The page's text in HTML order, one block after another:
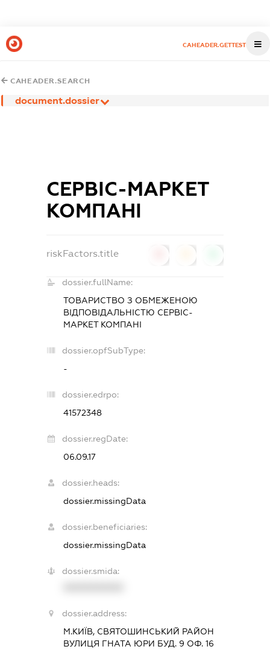
CAHEADER.GETTEST
CAHEADER.SEARCH
document.dossier
СЕРВІС-МАРКЕТ
КОМПАНІ
riskFactors.title
dossier.fullName:
ТОВАРИСТВО З ОБМЕЖЕНОЮ
ВІДПОВІДАЛЬНІСТЮ СЕРВІС-
МАРКЕТ КОМПАНІ
dossier.opfSubType:
-
dossier.edrpo:
41572348
dossier.regDate:
06.09.17
dossier.heads:
dossier.missingData
dossier.beneficiaries:
dossier.missingData
dossier.smida:
dossier.address:
М.КИЇВ, СВЯТОШИНСЬКИЙ РАЙОН
ВУЛИЦЯ ГНАТА ЮРИ БУД. 9 ОФ. 16